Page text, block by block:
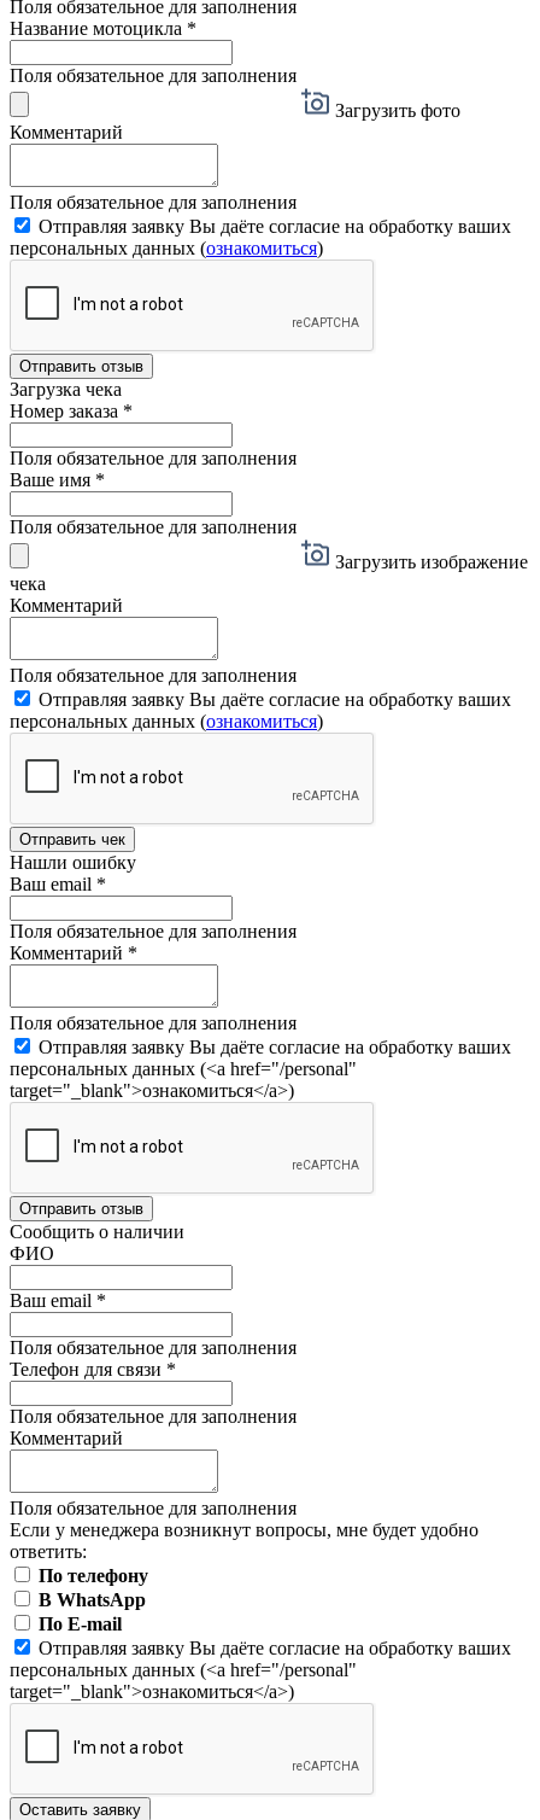
Поля обязательное для заполнения
Название мотоцикла *
Поля обязательное для заполнения
Загрузить фото
Комментарий
Поля обязательное для заполнения
Отправляя заявку Вы даёте согласие на обработку ваших
персональных данных (ознакомиться)
Отправить отзыв
Загрузка чека
Номер заказа *
Поля обязательное для заполнения
Ваше имя *
Поля обязательное для заполнения
Загрузить изображение
чека
Комментарий
Поля обязательное для заполнения
Отправляя заявку Вы даёте согласие на обработку ваших
персональных данных (ознакомиться)
Отправить чек
Нашли ошибку
Ваш email *
Поля обязательное для заполнения
Комментарий *
Поля обязательное для заполнения
Отправляя заявку Вы даёте согласие на обработку ваших
персональных данных (<a href="/personal"
target="_blank">ознакомиться</a>)
Отправить отзыв
Сообщить о наличии
ФИО
Ваш email *
Поля обязательное для заполнения
Телефон для связи *
Поля обязательное для заполнения
Комментарий
Поля обязательное для заполнения
Если у менеджера возникнут вопросы, мне будет удобно
ответить:
По телефону
В WhatsApp
По E-mail
Отправляя заявку Вы даёте согласие на обработку ваших
персональных данных (<a href="/personal"
target="_blank">ознакомиться</a>)
Оставить заявку